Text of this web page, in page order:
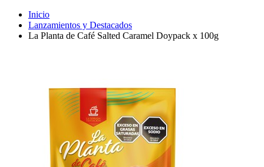
Inicio
Lanzamientos y Destacados
La Planta de Café Salted Caramel Doypack x 100g